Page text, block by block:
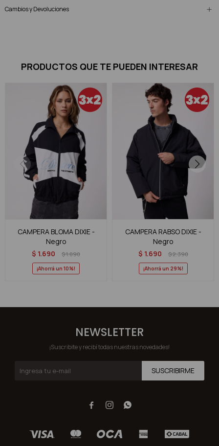
Cambios y Devoluciones
PRODUCTOS QUE TE PUEDEN INTERESAR
CAMPERA BLOMA DIXIE -
Negro
$ 1.690 $1.890
10
CAMPERA RABSO DIXIE -
Negro
$ 1.690 $2.390
29
NEWSLETTER
¡Suscribite y recibí todas nuestras novedades!
SUSCRIBIRME
  